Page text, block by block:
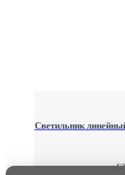
Светильник